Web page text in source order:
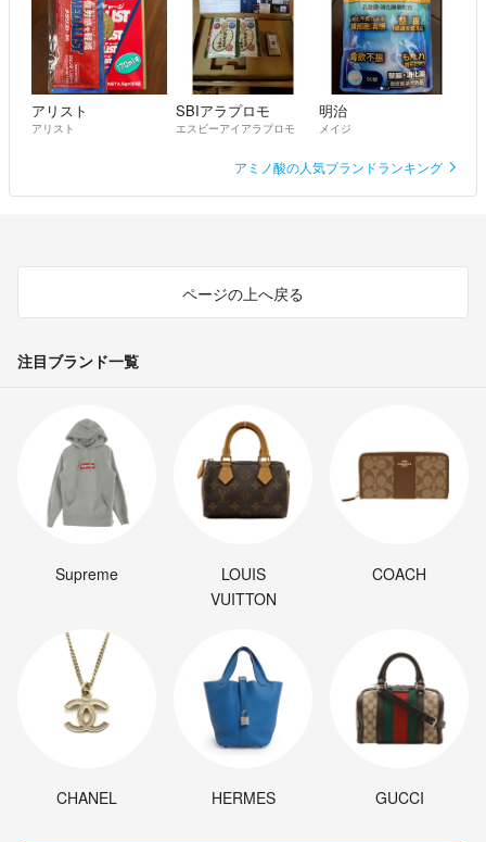
アリスト
アリスト
SBIアラプロモ
エスビーアイアラプロモ
明治
メイジ
アミノ酸の人気ブランドランキング
ページの上へ戻る
注目ブランド一覧
Supreme
LOUIS
VUITTON
COACH
CHANEL HERMES GUCCI